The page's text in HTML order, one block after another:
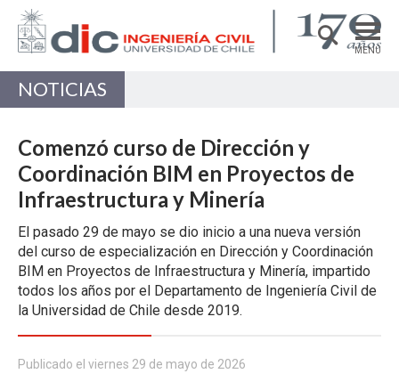
MENÚ
PREGRADO
POSTGRADO
INVESTIGACIÓN
EXTENSIÓN
Estructuras, Construcción y Geotecnia
Ingeniería de Transporte
Recursos Hídricos y Medio Ambiente
NOTICIAS
Comenzó curso de Dirección y
Coordinación BIM en Proyectos de
Infraestructura y Minería
El pasado 29 de mayo se dio inicio a una nueva versión
del curso de especialización en Dirección y Coordinación
BIM en Proyectos de Infraestructura y Minería, impartido
todos los años por el Departamento de Ingeniería Civil de
la Universidad de Chile desde 2019.
Publicado el viernes 29 de mayo de 2026